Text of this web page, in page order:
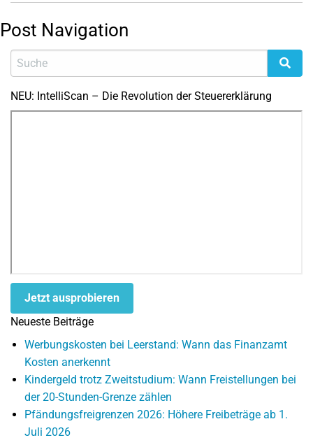
Post Navigation
NEU: IntelliScan – Die Revolution der Steuererklärung
Jetzt ausprobieren
Neueste Beiträge
Werbungskosten bei Leerstand: Wann das Finanzamt
Kosten anerkennt
Kindergeld trotz Zweitstudium: Wann Freistellungen bei
der 20-Stunden-Grenze zählen
Pfändungsfreigrenzen 2026: Höhere Freibeträge ab 1.
Juli 2026